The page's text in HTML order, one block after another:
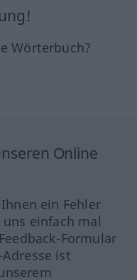
Wörterbuch?
Online
ein Fehler
einfach mal
Formular
ist